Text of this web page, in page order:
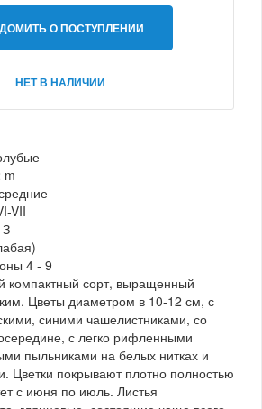
О ПОСТУПЛЕНИИ
НЕТ В НАЛИЧИИ
m
VII
4 - 9
компактный сорт, выращенный
Цветы диаметром в 10-12 см, с
синими чашелистниками, со
с легко рифленными
пыльниками на белых нитках и
Цветки покрывают плотно полностью
с июня по июль. Листья